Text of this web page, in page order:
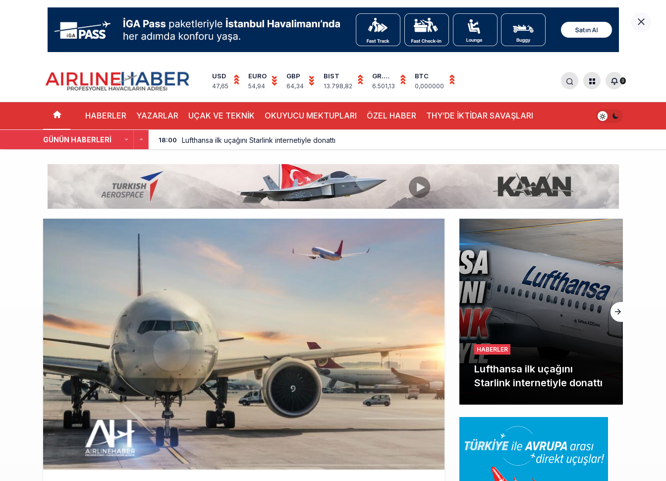
USD
47,65
EURO
54,94
GBP
64,34
BIST
13.798,82
GR.
ALTIN
6.501,13
BTC
0,000000
0
HABERLER YAZARLAR UÇAK VE TEKNİK OKUYUCU MEKTUPLARI ÖZEL HABER THY’DE İKTİDAR SAVAŞLARI
GÜNÜN HABERLERI 18:00 Lufthansa ilk uçağını Starlink internetiyle donattı
British Airways A380 seferlerini yüzde 28 azaltıyor
Çiti aştı, bakım uçağına girdi: Uyurken yakalandı
14:00 İki hayalet uçak, iki farklı görev: F-117 ve B-2
THY ve Pegasus Dünyanın En Değerli Havayolları Arasında
Fly Baghdad ABD yaptırım listesinden çıkarıldı
HABERLER
Norwegian Uçağına Polis
Müdahalesi